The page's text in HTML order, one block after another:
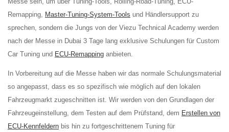
Remapping, Master-Tuning-System-Tools und Händlersupport zu
sprechen, sondern die Jungs von der Viezu Technical Academy werden
nach der Messe in Dubai 3 Tage lang exklusive Schulungen für Custom
Car Tuning und ECU-Remapping anbieten.
In Vorbereitung auf die Messe haben wir das normale Schulungsmaterial
so angepasst, dass es so spezifisch wie möglich auf den lokalen
Fahrzeugmarkt zugeschnitten ist. Wir werden von den Grundlagen der
Fahrzeugeinstellung, dem Testen auf dem Prüfstand, dem Erstellen von
ECU-Kennfeldern bis hin zu fortgeschrittenem Tuning für